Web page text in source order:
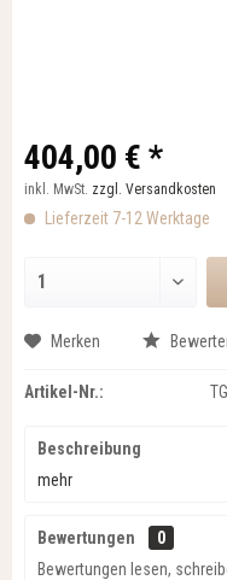
404,00 € *
inkl. MwSt. zzgl. Versandkosten
Lieferzeit 7-12 Werktage
Merken
Artikel-Nr.:
Beschreibung
mehr
Bewertungen
0
Bewertungen lesen,